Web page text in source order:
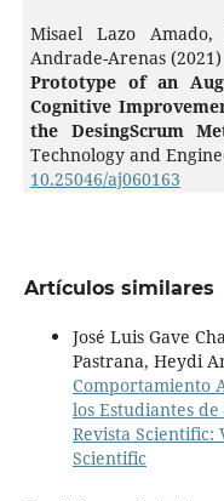
Misael Lazo
Andrade-Arenas (2021)
Prototype of an
Cognitive
the DesingScrum
Technology and
10.25046/aj060163
Artículos similares
José Luis Gave
Pastrana, Heydi
Comportamiento
los Estudiantes
Revista Scientific:
Scientific